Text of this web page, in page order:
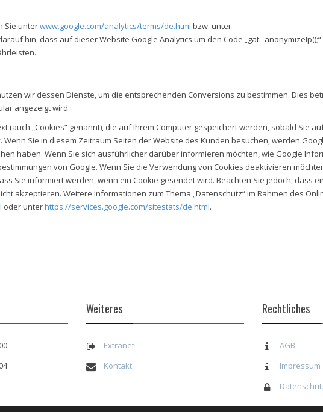
Sie unterwww.google.com/analytics/terms/de.html bzw. unter
hin, dass auf dieser Website Google Analytics um den Code
wir dessen Dienste, um die entsprechenden Conversions zu bestimmen. Dies
angezeigt wird.
„Cookies“ genannt), die auf Ihrem Computer gespeichert werden, sobald Sie
Sie in diesem Zeitraum Seiten der Website des Kunden besuchen, werden
haben. Wenn Sie sich ausführlicher darüber informieren möchten, wie Google
von Google. Wenn Sie die Verwendung von Cookies deaktivieren
Sie informiert werden, wenn ein Cookie gesendet wird. Beachten Sie jedoch, dass
akzeptieren. Weitere Informationen zum Thema „Datenschutz“ im Rahmen des
oder unterhttps://services.google.com/sitestats/de.html.
Weiteres
Extranet
Kontakt
Rechtliches
AGB
Impressum